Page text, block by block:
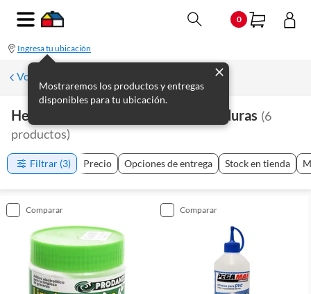
0
Ingresa tu ubicación
Mostraremos los productos y entregas
disponibles para tu ubicación.
Volver a Plomería
Herramientas De Plomería Y Soldaduras (6
productos)
Filtrar (3) Precio Opciones de entrega Stock en tienda
comparar comparar